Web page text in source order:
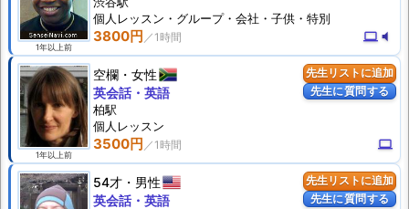
1年以上前
3800円 computer volume_mute
個人 レッスン ・グループ・会社・子供・特別
先生リストに追加
先生に質問する
1年以上前
空欄 女性
3500円 computer
英会話・英語
柏駅
個人 レッスン
先生リストに追加
先生に質問する
54才 男性
英会話・英語